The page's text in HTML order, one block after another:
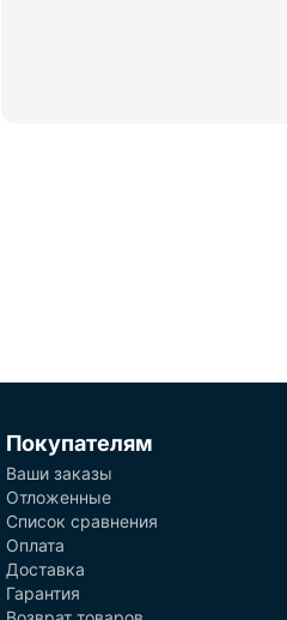
Покупателям
Ваши заказы
Отложенные
Список сравнения
Оплата
Доставка
Гарантия